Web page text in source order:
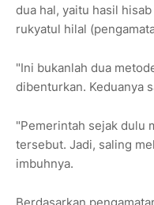
dua hal, yaitu hasil
rukyatul hilal
"Ini bukanlah dua
dibenturkan. Keduanya
"Pemerintah sejak dulu
tersebut. Jadi, saling
imbuhnya.